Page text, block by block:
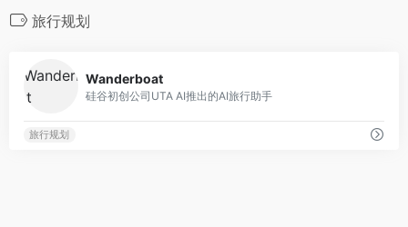
旅行规划
Wanderboat
硅谷初创公司UTA AI推出的AI旅行助手
旅行规划